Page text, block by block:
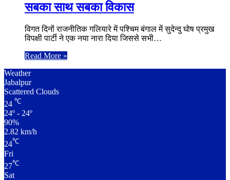
सबका साथ सबका विकास
विगत दिनों राजनीतिक गलियारे में पश्चिम बंगाल में सुदेन्दु घोष प्रमुख
विपक्षी पार्टी ने एक नया नारा दिया जिससे सभी…
Read More »
Weather
Jabalpur
Scattered Clouds
24 ℃
24º - 24º
90%
2.82 km/h
24℃
Fri
27℃
Sat